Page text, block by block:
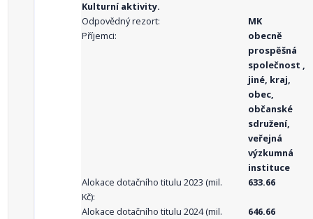
Kulturní aktivity.
Odpovědný rezort:
MK
Příjemci:
obecně
prospěšná
společnost ,
jiné, kraj,
obec,
občanské
sdružení,
veřejná
výzkumná
instituce
Alokace dotačního titulu 2023 (mil.
Kč):
633.66
Alokace dotačního titulu 2024 (mil.
646.66